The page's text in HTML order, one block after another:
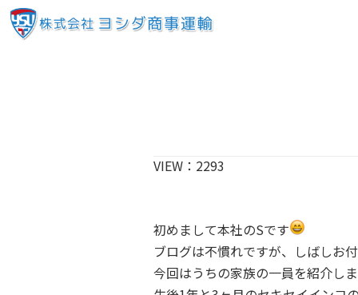
VIEW： 2293
初めまして本社のSです
ブログは不慣れですが、しばしお
今回はうちの家族の一員を紹介し